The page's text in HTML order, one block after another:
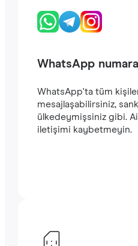
WhatsApp
WhatsApp'ta tüm
mesajlaşabilirsiniz,
ülkedeymişsiniz gibi.
iletişimi kaybetmeyin.